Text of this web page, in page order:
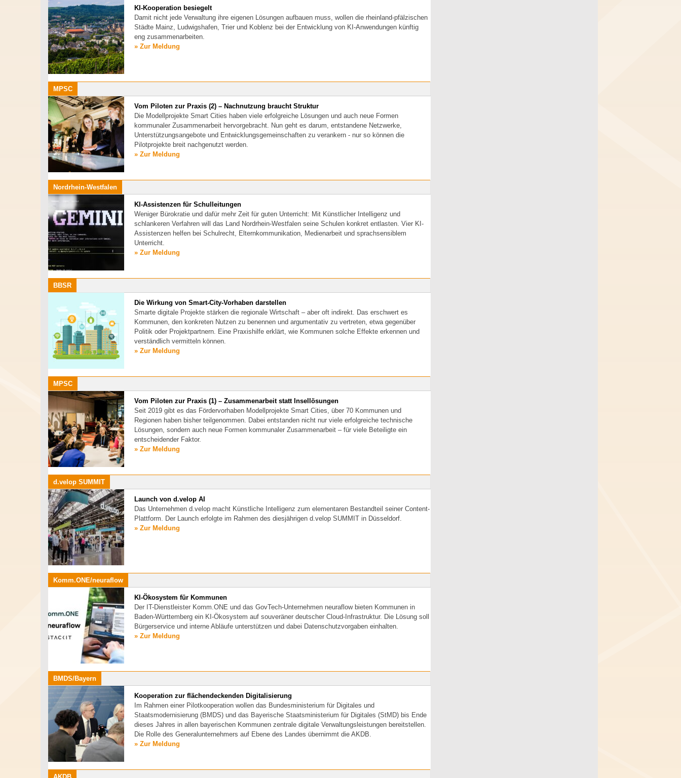
KI-Kooperation besiegelt
Damit nicht jede Verwaltung ihre eigenen Lösungen aufbauen muss, wollen die rheinland-pfälzischen
Städte Mainz, Ludwigshafen, Trier und Koblenz bei der Entwicklung von KI-Anwendungen künftig
eng zusammenarbeiten.
» Zur Meldung
MPSC
Vom Piloten zur Praxis (2) – Nachnutzung braucht Struktur
Die Modellprojekte Smart Cities haben viele erfolgreiche Lösungen und auch neue Formen
kommunaler Zusammenarbeit hervorgebracht. Nun geht es darum, entstandene Netzwerke,
Unterstützungsangebote und Entwicklungsgemeinschaften zu verankern - nur so können die
Pilotprojekte breit nachgenutzt werden.
» Zur Meldung
Nordrhein-Westfalen
KI-Assistenzen für Schulleitungen
Weniger Bürokratie und dafür mehr Zeit für guten Unterricht: Mit Künstlicher Intelligenz und
schlankeren Verfahren will das Land Nordrhein-Westfalen seine Schulen konkret entlasten. Vier KI-
Assistenzen helfen bei Schulrecht, Elternkommunikation, Medienarbeit und sprachsensiblem
Unterricht.
» Zur Meldung
BBSR
Die Wirkung von Smart-City-Vorhaben darstellen
Smarte digitale Projekte stärken die regionale Wirtschaft – aber oft indirekt. Das erschwert es
Kommunen, den konkreten Nutzen zu benennen und argumentativ zu vertreten, etwa gegenüber
Politik oder Projektpartnern. Eine Praxishilfe erklärt, wie Kommunen solche Effekte erkennen und
verständlich vermitteln können.
» Zur Meldung
MPSC
Vom Piloten zur Praxis (1) – Zusammenarbeit statt Insellösungen
Seit 2019 gibt es das Fördervorhaben Modellprojekte Smart Cities, über 70 Kommunen und
Regionen haben bisher teilgenommen. Dabei entstanden nicht nur viele erfolgreiche technische
Lösungen, sondern auch neue Formen kommunaler Zusammenarbeit – für viele Beteiligte ein
entscheidender Faktor.
» Zur Meldung
d.velop SUMMIT
Launch von d.velop AI
Das Unternehmen d.velop macht Künstliche Intelligenz zum elementaren Bestandteil seiner Content-
Plattform. Der Launch erfolgte im Rahmen des diesjährigen d.velop SUMMIT in Düsseldorf.
» Zur Meldung
Komm.ONE/neuraflow
KI-Ökosystem für Kommunen
Der IT-Dienstleister Komm.ONE und das GovTech-Unternehmen neuraflow bieten Kommunen in
Baden-Württemberg ein KI-Ökosystem auf souveräner deutscher Cloud-Infrastruktur. Die Lösung soll
Bürgerservice und interne Abläufe unterstützen und dabei Datenschutzvorgaben einhalten.
» Zur Meldung
BMDS/Bayern
Kooperation zur flächendeckenden Digitalisierung
Im Rahmen einer Pilotkooperation wollen das Bundesministerium für Digitales und
Staatsmodernisierung (BMDS) und das Bayerische Staatsministerium für Digitales (StMD) bis Ende
dieses Jahres in allen bayerischen Kommunen zentrale digitale Verwaltungsleistungen bereitstellen.
Die Rolle des Generalunternehmers auf Ebene des Landes übernimmt die AKDB.
» Zur Meldung